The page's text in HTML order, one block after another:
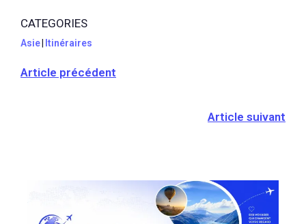
CATEGORIES
Asie Itinéraires
Article précédent
Article suivant